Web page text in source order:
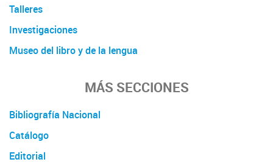
Talleres
Investigaciones
Museo del libro y de la lengua
MÁS SECCIONES
Bibliografía Nacional
Catálogo
Editorial